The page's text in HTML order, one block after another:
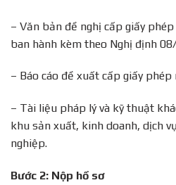
– Văn bản đề nghị cấp giấy
ban hành kèm theo Nghị định
– Báo cáo đề xuất cấp giấy
– Tài liệu pháp lý và kỹ thuật
khu sản xuất, kinh doanh, dịch
nghiệp.
Bước 2: Nộp hồ sơ